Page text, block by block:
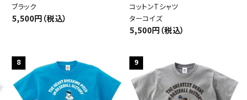
ブラック
5,500円（税込）
コットンTシャツ
ターコイズ
5,500円（税込）
8 9